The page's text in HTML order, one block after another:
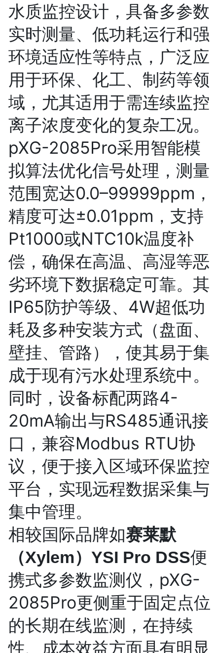
水质监控设计，具备多参数
实时测量、低功耗运行和强
环境适应性等特点，广泛应
用于环保、化工、制药等领
域，尤其适用于需连续监控
离子浓度变化的复杂工况。
pXG-2085Pro采用智能模
拟算法优化信号处理，测量
范围宽达0.0–99999ppm，
精度可达±0.01ppm，支持
Pt1000或NTC10k温度补
偿，确保在高温、高湿等恶
劣环境下数据稳定可靠。其
IP65防护等级、4W超低功
耗及多种安装方式（盘面、
壁挂、管路），使其易于集
成于现有污水处理系统中。
同时，设备标配两路4-
20mA输出与RS485通讯接
口，兼容Modbus RTU协
议，便于接入区域环保监控
平台，实现远程数据采集与
集中管理。
相较国际品牌如赛莱默
（Xylem）YSI Pro DSS便
携式多参数监测仪，pXG-
2085Pro更侧重于固定点位
的长期在线监测，在持续
性、成本效益方面具有明显